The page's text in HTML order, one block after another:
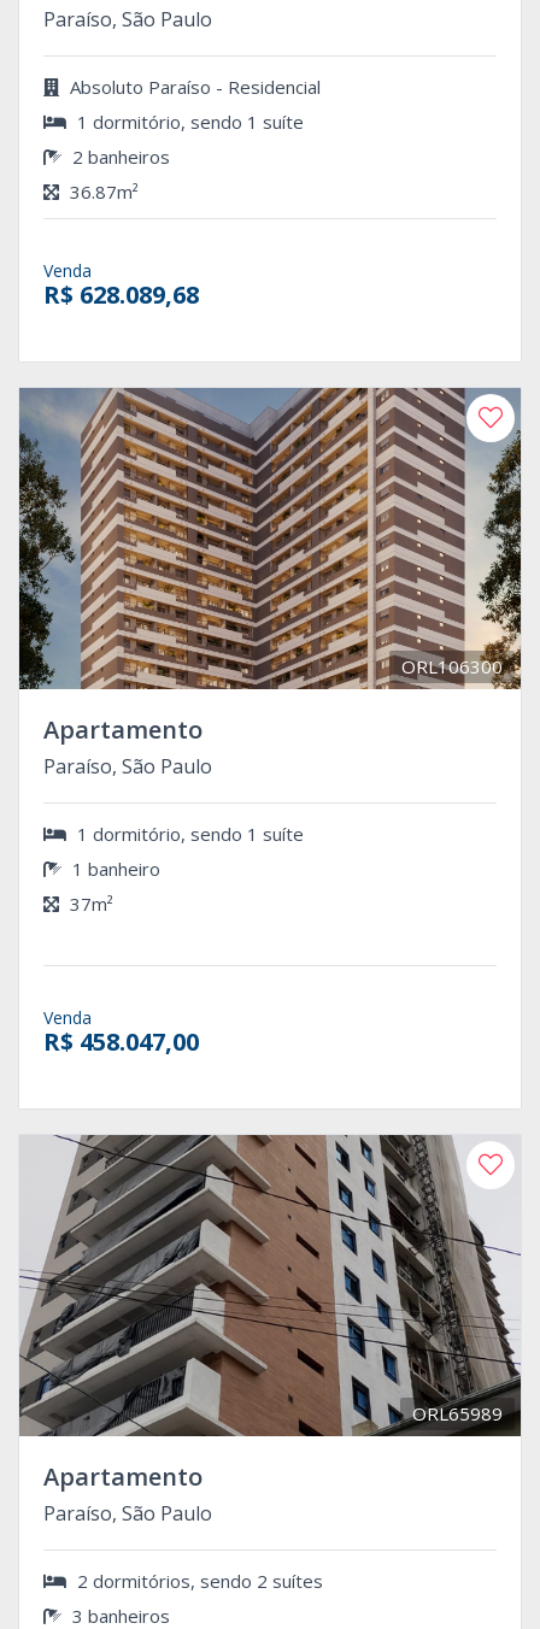
Paraíso, São Paulo
Absoluto Paraíso - Residencial
1 dormitório, sendo 1 suíte
2 banheiros
36.87m²
Venda
R$ 628.089,68
ORL106300
Apartamento
Paraíso, São Paulo
1 dormitório, sendo 1 suíte
1 banheiro
37m²
Venda
R$ 458.047,00
ORL65989
Apartamento
Paraíso, São Paulo
2 dormitórios, sendo 2 suítes
3 banheiros